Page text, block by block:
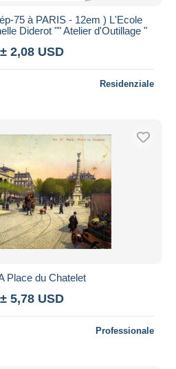
75 à PARIS - 12em ) L'Ecole
Diderot "" Atelier d'Outillage "
± 2,08 USD
Residenziale
Place du Chatelet
± 5,78 USD
Professionale